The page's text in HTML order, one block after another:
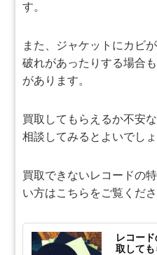
す。
また、ジャケットにカビ
破れがあったりする場合
があります。
買取してもらえるか不安
相談してみるとよいでしょ
買取できないレコードの
い方はこちらをご覧くださ
レコー
取しても